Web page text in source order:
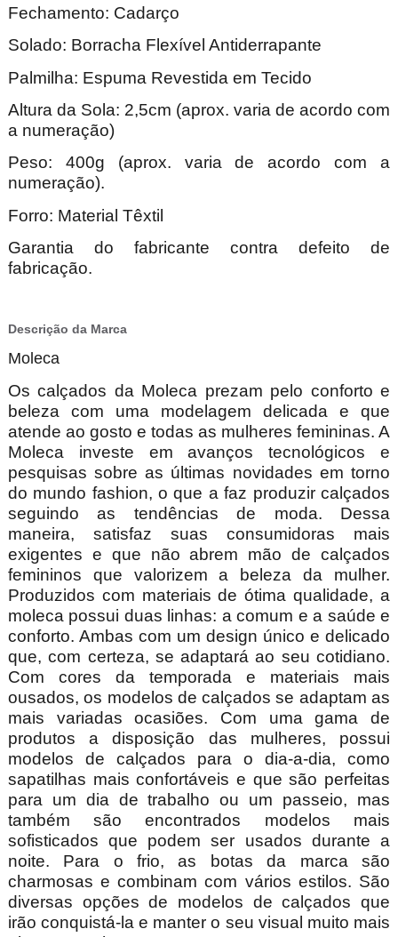
Fechamento: Cadarço
Solado: Borracha Flexível Antiderrapante
Palmilha: Espuma Revestida em Tecido
Altura da Sola: 2,5cm (aprox. varia de acordo com
a numeração)
Peso: 400g (aprox. varia de acordo com a
numeração).
Forro: Material Têxtil
Garantia do fabricante contra defeito de
fabricação.
Descrição da Marca
Moleca
Os calçados da Moleca prezam pelo conforto e
beleza com uma modelagem delicada e que
atende ao gosto e todas as mulheres femininas. A
Moleca investe em avanços tecnológicos e
pesquisas sobre as últimas novidades em torno
do mundo fashion, o que a faz produzir calçados
seguindo as tendências de moda. Dessa
maneira, satisfaz suas consumidoras mais
exigentes e que não abrem mão de calçados
femininos que valorizem a beleza da mulher.
Produzidos com materiais de ótima qualidade, a
moleca possui duas linhas: a comum e a saúde e
conforto. Ambas com um design único e delicado
que, com certeza, se adaptará ao seu cotidiano.
Com cores da temporada e materiais mais
ousados, os modelos de calçados se adaptam as
mais variadas ocasiões. Com uma gama de
produtos a disposição das mulheres, possui
modelos de calçados para o dia-a-dia, como
sapatilhas mais confortáveis e que são perfeitas
para um dia de trabalho ou um passeio, mas
também são encontrados modelos mais
sofisticados que podem ser usados durante a
noite. Para o frio, as botas da marca são
charmosas e combinam com vários estilos. São
diversas opções de modelos de calçados que
irão conquistá-la e manter o seu visual muito mais